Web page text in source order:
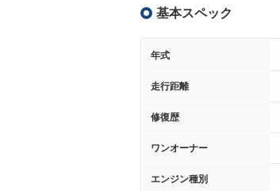
基本スペック
年式
走行距離
修復歴
ワンオーナー
エンジン種別